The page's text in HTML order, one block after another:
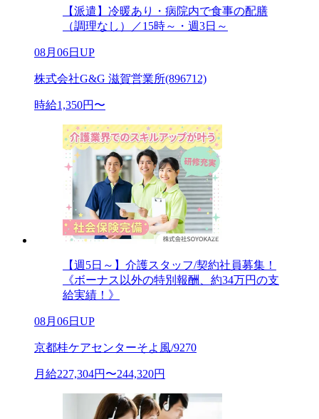
【派遣】冷暖あり・病院内で食事の配膳
（調理なし）／15時～・週3日～
08月06日UP
株式会社G&G 滋賀営業所(896712)
時給1,350円〜
【週5日～】介護スタッフ/契約社員募集！
《ボーナス以外の特別報酬、約34万円の支
給実績！》
08月06日UP
京都桂ケアセンターそよ風/9270
月給227,304円〜244,320円